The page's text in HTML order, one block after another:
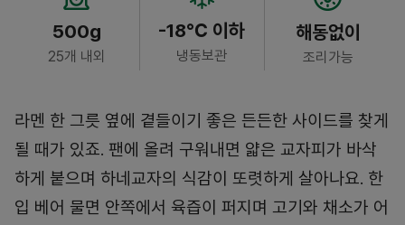
500g
25개 내외
-18℃ 이하
냉동보관
해동없이
조리가능
라멘 한 그릇 옆에 곁들이기 좋은 든든한 사이드를 찾게
될 때가 있죠. 팬에 올려 구워내면 얇은 교자피가 바삭
하게 붙으며 하네교자의 식감이 또렷하게 살아나요. 한
입 베어 물면 안쪽에서 육즙이 퍼지며 고기와 채소가 어